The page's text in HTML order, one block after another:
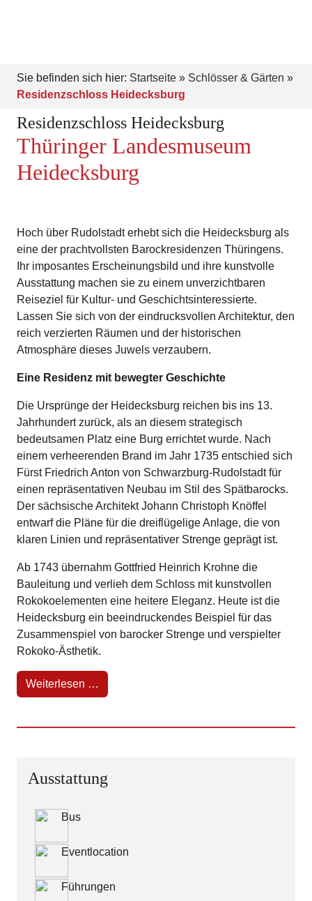
Sie befinden sich hier: Startseite » Schlösser & Gärten »
Residenzschloss Heidecksburg
Residenzschloss Heidecksburg
Thüringer Landesmuseum
Heidecksburg
Hoch über Rudolstadt erhebt sich die Heidecksburg als
eine der prachtvollsten Barockresidenzen Thüringens.
Ihr imposantes Erscheinungsbild und ihre kunstvolle
Ausstattung machen sie zu einem unverzichtbaren
Reiseziel für Kultur- und Geschichtsinteressierte.
Lassen Sie sich von der eindrucksvollen Architektur, den
reich verzierten Räumen und der historischen
Atmosphäre dieses Juwels verzaubern.
Eine Residenz mit bewegter Geschichte
Die Ursprünge der Heidecksburg reichen bis ins 13.
Jahrhundert zurück, als an diesem strategisch
bedeutsamen Platz eine Burg errichtet wurde. Nach
einem verheerenden Brand im Jahr 1735 entschied sich
Fürst Friedrich Anton von Schwarzburg-Rudolstadt für
einen repräsentativen Neubau im Stil des Spätbarocks.
Der sächsische Architekt Johann Christoph Knöffel
entwarf die Pläne für die dreiflügelige Anlage, die von
klaren Linien und repräsentativer Strenge geprägt ist.
Ab 1743 übernahm Gottfried Heinrich Krohne die
Bauleitung und verlieh dem Schloss mit kunstvollen
Rokokoelementen eine heitere Eleganz. Heute ist die
Heidecksburg ein beeindruckendes Beispiel für das
Zusammenspiel von barocker Strenge und verspielter
Rokoko-Ästhetik.
Weiterlesen …
Ausstattung
Bus
Eventlocation
Führungen